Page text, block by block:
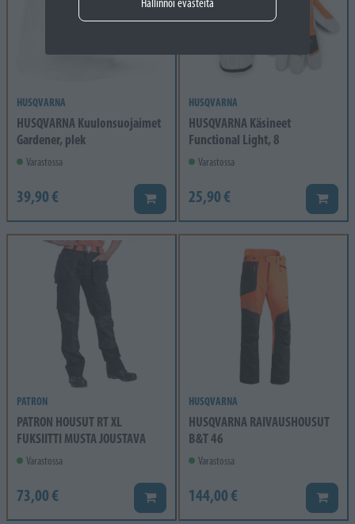
HUSQVARNA
HUSQVARNA Kuulonsuojaimet
Gardener, plek
Varastossa
39,90 € Lisää koriin
HUSQVARNA
HUSQVARNA Käsineet
Functional Light, 8
Varastossa
25,90 € Lisää
PATRON
PATRON HOUSUT RT XL
FUKSIITTI MUSTA JOUSTAVA
Varastossa
73,00 € Lisää koriin
HUSQVARNA
HUSQVARNA RAIVAUSHOUSUT
B&T 46
Varastossa
144,00 € Lisää